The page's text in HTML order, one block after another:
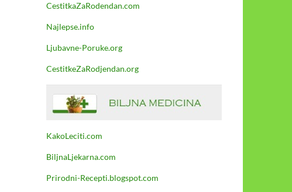
CestitkaZaRodendan.com
Najlepse.info
Ljubavne-Poruke.org
CestitkeZaRodjendan.org
KakoLeciti.com
BiljnaLjekarna.com
Prirodni-Recepti.blogspot.com